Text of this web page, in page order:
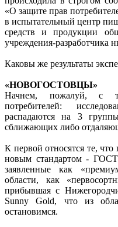
«О защите прав
в испытательный центр
средств и продукции
учреждения-разработчика
Каковы же результаты
«НОВОГОСТОВЦЫ»
Начнем, пожалуй, с
потребителей:
распадаются на 3
сближающих либо
К первой относятся те,
новым стандартом -
заявленные как
области, как
прибывшая с
Sunny Gold, что из
остановимся.